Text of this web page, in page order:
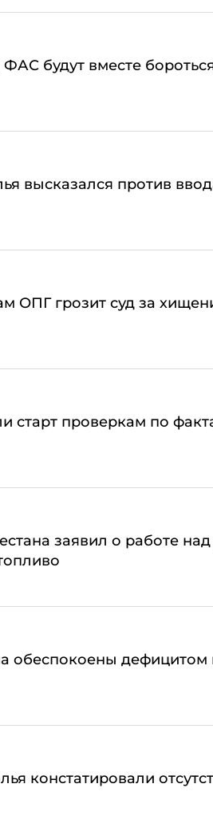
будут вместе
высказался против
ОПГ грозит суд за
старт проверкам по
заявил о работе
обеспокоены
констатировали